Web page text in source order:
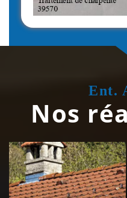
Ent.
Nos
Couvreur
zingueur 39
Jura